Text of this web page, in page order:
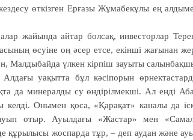
өткізген Ерғазы Жұмабекұлы ең
жайында ай­тар болсақ, инвесторлар
өсуіне оң әсер етсе, екінші жағынан
Мал­ды­байда үлкен кірпіш зауыты
уақытта бұл кәсіпорын
да ми­нералды су өндірілмекші. Ал енді
Онымен қоса, «Қарақат» каналы да
отыр. Ауылдағы «Жастар» мен
құры­лысы жоспарда тұр, – деп аудан және